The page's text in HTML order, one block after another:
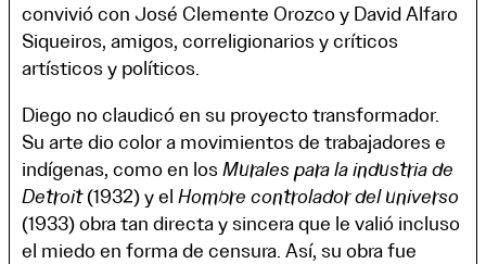
convivió con José Clemente Orozco y David Alfaro
Siqueiros, amigos, correligionarios y críticos
artísticos y políticos.
Diego no claudicó en su proyecto transformador.
Su arte dio color a movimientos de trabajadores e
indígenas, como en losMurales para la industria de
Detroit(1932) y el Hombre controlador del universo
(1933) obra tan directa y sincera que le valió incluso
el miedo en forma de censura. Así, su obra fue